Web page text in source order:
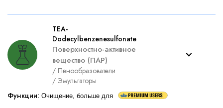
TEA-
Dodecylbenzenesulfonate
Поверхностно-активное
вещество (ПАР)
/ Пенообразователи
/ Эмульгаторы
Функции: Очищение, больше для